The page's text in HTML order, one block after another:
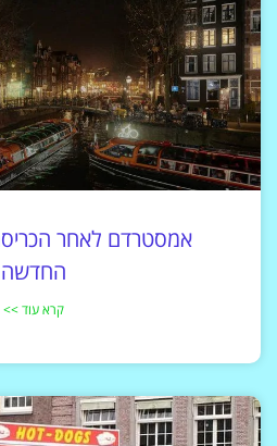
אמסטרדם לאחר
החדשה
קרא עוד >>